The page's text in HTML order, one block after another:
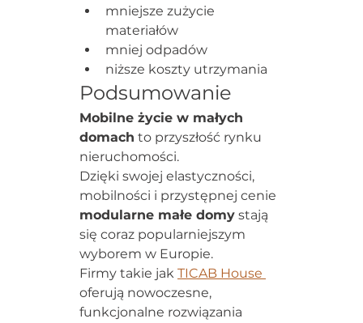
mniejsze zużycie
materiałów
mniej odpadów
niższe koszty utrzymania
Podsumowanie
Mobilne życie w małych
domach to przyszłość rynku
nieruchomości.
Dzięki swojej elastyczności,
mobilności i przystępnej cenie
modularne małe domy stają
się coraz popularniejszym
wyborem w Europie.
Firmy takie jak TICAB House
oferują nowoczesne,
funkcjonalne rozwiązania